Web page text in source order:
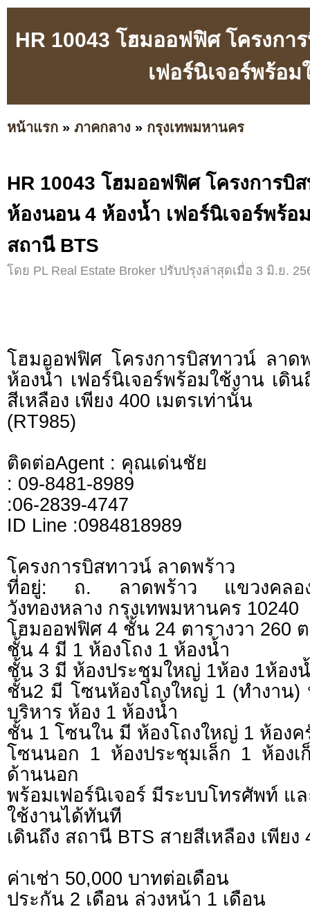
HR 10043 โฮมออฟฟิศ โครงก
เฟอร์นิเจอร์พร้อ
หน้าแรก » ภาคกลาง » กรุงเทพมหานคร
HR 10043 โฮมออฟฟิศ โครงการบิ
ห้องนอน 4 ห้องน้ำ เฟอร์นิเจอร์พร้อ
สถานี BTS
โดย PL Real Estate Broker ปรับปรุงล่าสุดเมื่อ 3 มิ.ย.
โฮมออฟฟิศ โครงการบิสทาวน์ ลา
ห้องน้ำ เฟอร์นิเจอร์พร้อมใช้งาน เดิ
สีเหลือง เพียง 400 เมตรเท่านั้น
(RT985)
ติดต่อAgent : คุณเด่นชัย
: 09-8481-8989
:06-2839-4747
ID Line :0984818989
โครงการบิสทาวน์ ลาดพร้าว
ที่อยู่: ถ. ลาดพร้าว แขวงคลอ
วังทองหลาง กรุงเทพมหานคร 10240
โฮมออฟฟิศ 4 ชั้น 24 ตารางวา 260 ต
ชั้น 4 มี 1 ห้องโถง 1 ห้องน้ำ
ชั้น 3 มี ห้องประชุมใหญ่ 1ห้อง 1ห้อง
ชั้น2 มี โซนห้องโถงใหญ่ 1 (ทำงาน)
บริหาร ห้อง 1 ห้องน้ำ
ชั้น 1 โซนใน มี ห้องโถงใหญ่ 1 ห้องค
โซนนอก 1 ห้องประชุมเล็ก 1 ห้อง
ด้านนอก
พร้อมเฟอร์นิเจอร์ มีระบบโทรศัพท์ แ
ใช้งานได้ทันที
เดินถึง สถานี BTS สายสีเหลือง เพียง
ค่าเช่า 50,000 บาทต่อเดือน
ประกัน 2 เดือน ล่วงหน้า 1 เดือน